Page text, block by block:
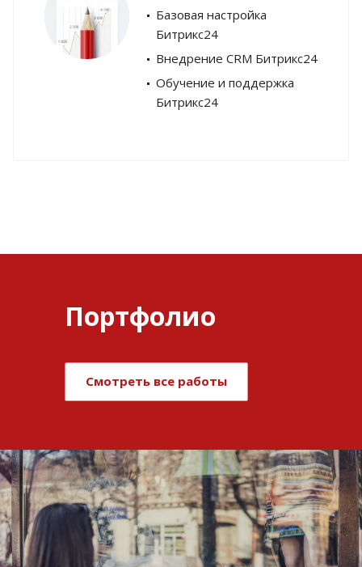
Базовая настройка
Битрикс24
Внедрение CRM Битрикс24
Обучение и поддержка
Битрикс24
Портфолио
Смотреть все работы